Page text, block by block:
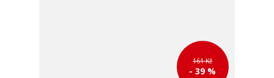
161 Kč
- 39 %